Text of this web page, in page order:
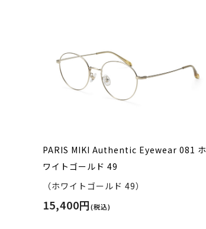
PARIS MIKI Authentic Eyewear 081 ホ
ワイトゴールド 49
（ホワイトゴールド 49）
15,400円(税込)